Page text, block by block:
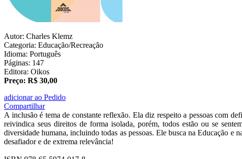
Autor: Charles Klemz
Categoria: Educação/Recreação
Idioma: Português
Páginas: 147
Editora: Oikos
Preço: R$ 30,00
adicionar ao Pedido
Compartilhar
A inclusão é tema de constante reflexão. Ela diz respeito a pessoas com
reivindica seus direitos de forma isolada, porém, todos estão ou se
diversidade humana, incluindo todas as pessoas. Ele busca na Educação e
desafiador e de extrema relevância!